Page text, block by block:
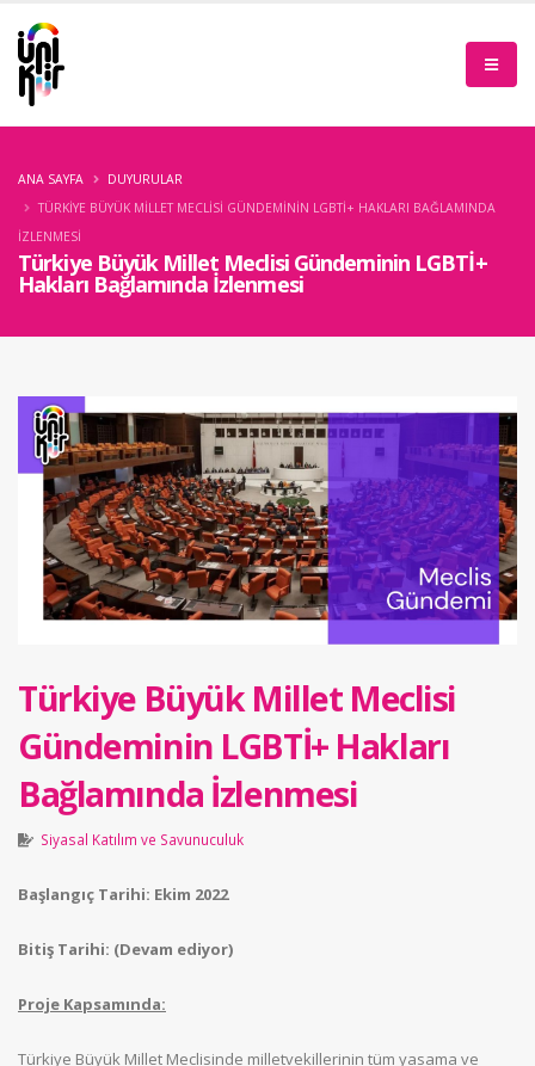
Türkiye Büyük Millet Meclisi Gündeminin LGBTİ+
Hakları Bağlamında İzlenmesi
ANA SAYFA
DUYURULAR
TÜRKIYE BÜYÜK MILLET MECLISI GÜNDEMININ LGBTİ+ HAKLARI BAĞLAMINDA
İZLENMESI
Türkiye Büyük Millet Meclisi
Gündeminin LGBTİ+ Hakları
Bağlamında İzlenmesi
Siyasal Katılım ve Savunuculuk
Başlangıç Tarihi: Ekim 2022
Bitiş Tarihi: (Devam ediyor)
Proje Kapsamında:
Türkiye Büyük Millet Meclisinde milletvekillerinin tüm yasama ve